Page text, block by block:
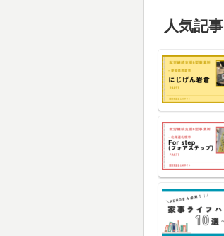
人気記事